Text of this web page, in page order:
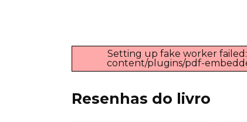
Setting up fake worker
content/plugins/pdf-
Resenhas do livro